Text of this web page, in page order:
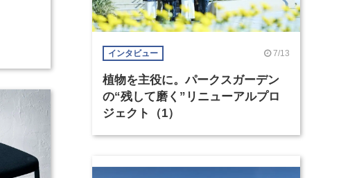
インタビュー 7/13
植物を主役に。パークスガーデン
の“残して磨く”リニューアルプロ
ジェクト（1）